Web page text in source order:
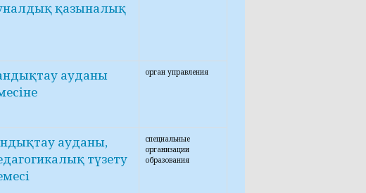
қазыналық
ауданы
орган управления
ауданы,
түзету
специальные
организации
образования